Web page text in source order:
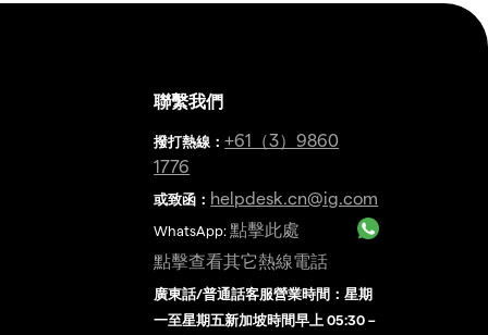
聯繫我們
撥打熱線 ：+61（3）9860
1776
或致函： helpdesk.cn@ig.com
WhatsApp:點擊此處
點擊查看其它熱線電話
廣東話/普通話客服營業時間：星期
一至星期五新加坡時間早上 05:30 –